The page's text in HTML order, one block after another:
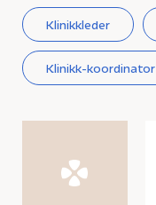
Klinikkleder
Klinikk-koordinator